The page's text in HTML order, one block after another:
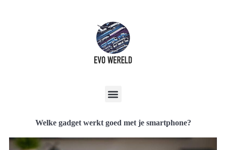
Welke gadget werkt goed met je smartphone?